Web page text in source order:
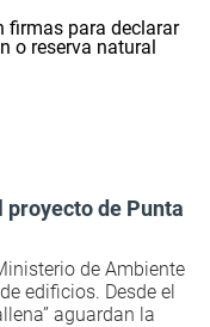
proyecto de Punta
de Ambiente
edificios. Desde el
aguardan la